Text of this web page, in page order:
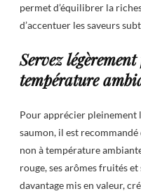
permet d’équilibrer la
d’accentuer les saveurs
Servez
température
Pour apprécier pleinement
saumon, il est
non à température
rouge, ses arômes fruités
davantage mis en valeur,